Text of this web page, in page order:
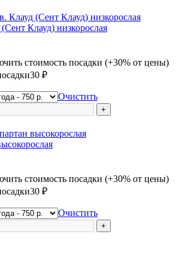
Клауд) низкорослая
стоимость посадки (+30% от цены)
30 ₽
Очистить
стоимость посадки (+30% от цены)
30 ₽
Очистить